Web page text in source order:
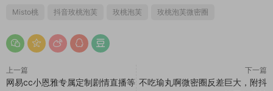
Misto桃 抖音玫桃泡芙 玫桃泡芙 玫桃泡芙微密圈
上一篇
网易cc小恩雅专属定制剧情直播等
下一篇
不吃瑜丸啊微密圈反差巨大，附抖